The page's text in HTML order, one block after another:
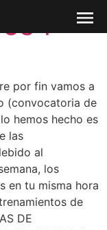
Y
por fin vamos a
(convocatoria de
hemos hecho es
las
al
los
en tu misma hora
de
DE